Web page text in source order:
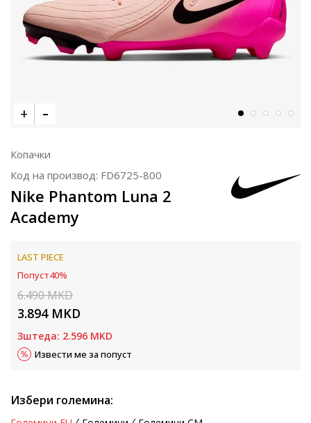
Копачки
Код на производ: FD6725-800
Nike Phantom Luna 2
Academy
LAST PIECE
Попуст40%
6.490MKD
3.894 MKD
Зштеда: 2.596 MKD
Извести ме за попуст
Избери големина: